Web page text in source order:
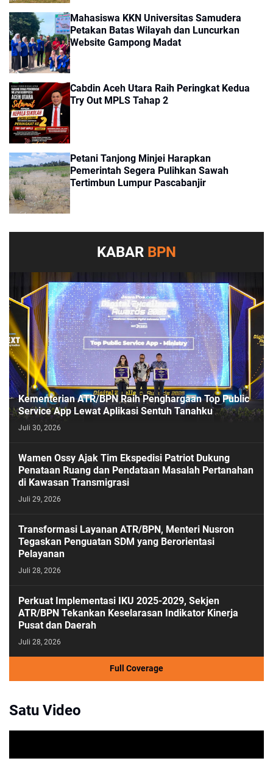
Mahasiswa KKN Universitas Samudera
Petakan Batas Wilayah dan Luncurkan
Website Gampong Madat
Cabdin Aceh Utara Raih Peringkat Kedua
Try Out MPLS Tahap 2
Petani Tanjong Minjei Harapkan
Pemerintah Segera Pulihkan Sawah
Tertimbun Lumpur Pascabanjir
KABAR BPN
Kementerian ATR/BPN Raih Penghargaan Top Public
Service App Lewat Aplikasi Sentuh Tanahku
Juli 30, 2026
Wamen Ossy Ajak Tim Ekspedisi Patriot Dukung
Penataan Ruang dan Pendataan Masalah Pertanahan
di Kawasan Transmigrasi
Juli 29, 2026
Transformasi Layanan ATR/BPN, Menteri Nusron
Tegaskan Penguatan SDM yang Berorientasi
Pelayanan
Juli 28, 2026
Perkuat Implementasi IKU 2025-2029, Sekjen
ATR/BPN Tekankan Keselarasan Indikator Kinerja
Pusat dan Daerah
Juli 28, 2026
Full Coverage
Satu Video